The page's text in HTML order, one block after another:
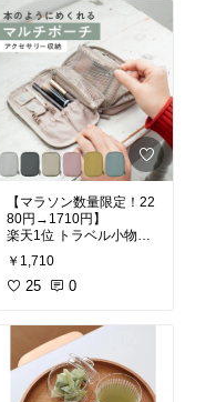
活躍♡
使わない時はコンパクト
にたためるのも◎
【マラソン数量限定！22
80円→1710円】
楽天1位 トラベル小物ポ
ーチ
パラパラとめくれる旅に
便利なミニポーチ
￥1,710
25 0